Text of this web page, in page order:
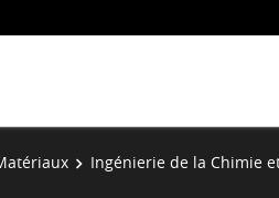
Ingénierie de la Chimie